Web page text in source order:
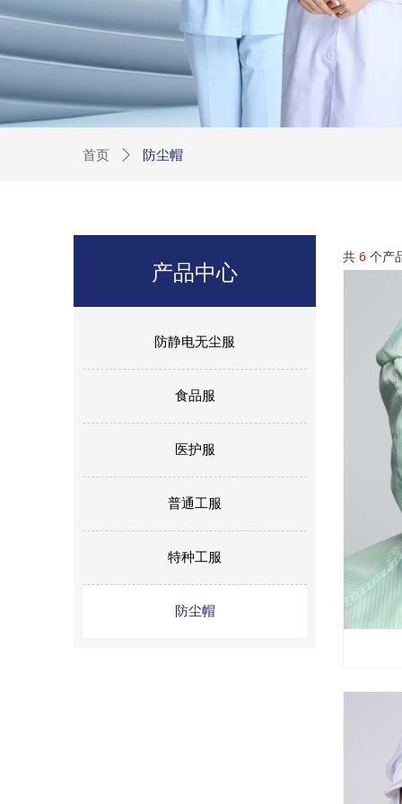
首页 ꄲ 防尘帽
产品中心
防静电无尘服
食品服
医护服
普通工服
特种工服
防尘帽
共 6 个产